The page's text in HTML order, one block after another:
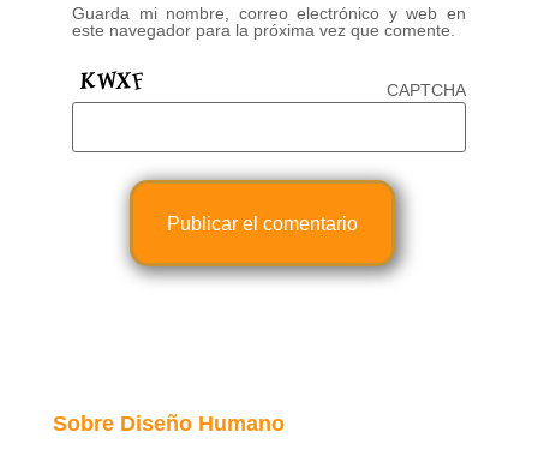
Guarda mi nombre, correo electrónico y web en
este navegador para la próxima vez que comente.
CAPTCHA
Sobre Diseño Humano